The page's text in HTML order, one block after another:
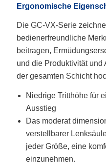
Ergonomische
Die GC-VX-Serie
bedienerfreundliche
beitragen,
und die Produktivität und
der gesamten Schicht
Niedrige Tritthöhe für
Ausstieg
Das moderat
verstellbarer
jeder Größe, eine
einzunehmen.